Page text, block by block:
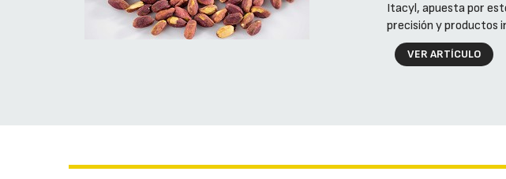
Itacyl, apuesta por
precisión y productos
VER ARTÍCULO